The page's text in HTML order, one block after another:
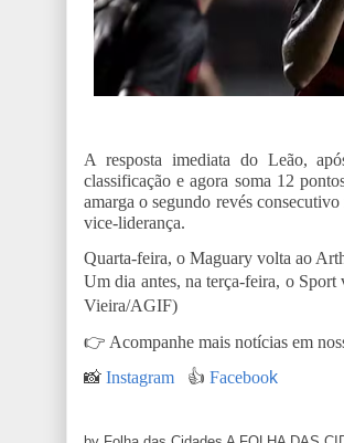
A resposta imediata do Leão,
classificação e agora soma 12
amarga o segundo revés
vice-liderança.
Quarta-feira, o Maguary volta ao
Um dia antes, na terça-feira, o
Vieira/AGIF)
👉 Acompanhe mais notícias em
📸 Instagram 👍 Facebook